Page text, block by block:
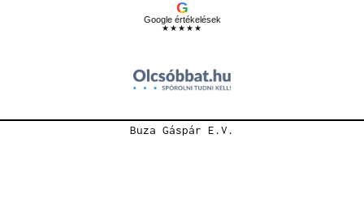
G
Google értékelések
★★★★★
Buza Gáspár E.V.